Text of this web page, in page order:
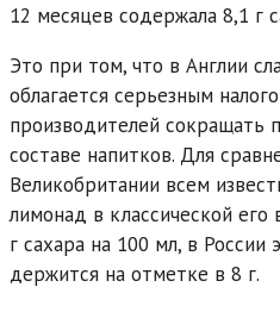
12 месяцев содержала 8,1 г
Это при том, что в Англии
облагается серьезным
производителей сокращать
составе напитков. Для
Великобритании всем
лимонад в классической
г сахара на 100 мл, в России
держится на отметке в 8 г.